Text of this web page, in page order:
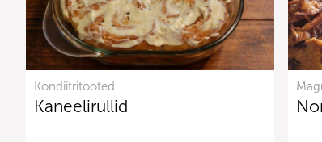
Kondiitritooted
Kaneelirullid